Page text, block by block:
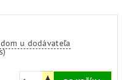
u dodávateľa